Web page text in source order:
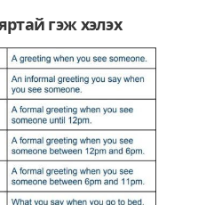
гэж хэлэх